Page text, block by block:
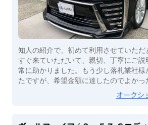
知人の紹介で、初めて利用させていただ
すぐ来ていただいて、親切、丁寧にご説
常に助かりました。もう少し落札業社様
たですが、希望金額に達したのでよかっ
オークシ